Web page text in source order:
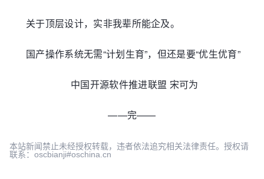
关于顶层设计，实非我辈所能企及。
国产操作系统无需“计划生育”，但还是要“优生优育”
中国开源软件推进联盟 宋可为
——完——
本站新闻禁止未经授权转载，违者依法追究相关法律责任。授权请
联系：oscbianji#oschina.cn